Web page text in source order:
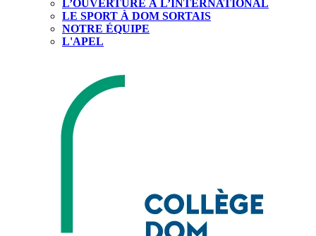
L’OUVERTURE À L’INTERNATIONAL
LE SPORT À DOM SORTAIS
NOTRE ÉQUIPE
L'APEL